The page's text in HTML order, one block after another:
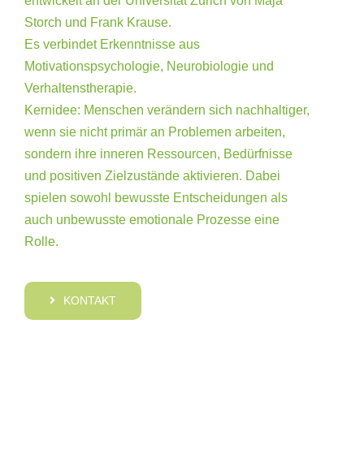
Storch und Frank Krause.
Es verbindet Erkenntnisse aus
Motivationspsychologie, Neurobiologie und
Verhaltenstherapie.
Kernidee: Menschen verändern sich nachhaltiger,
wenn sie nicht primär an Problemen arbeiten,
sondern ihre inneren Ressourcen, Bedürfnisse
und positiven Zielzustände aktivieren. Dabei
spielen sowohl bewusste Entscheidungen als
auch unbewusste emotionale Prozesse eine
Rolle.
KONTAKT